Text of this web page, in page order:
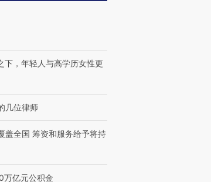
下，年轻人与高学历女性更
几位律师
盖全国 筹资和服务给予将持
万亿元公积金